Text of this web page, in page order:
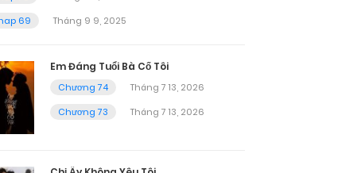
69
Tháng 9 9, 2025
Em Đáng Tuổi Bà Cố Tôi
Chương 74
Tháng 7 13, 2026
Chương 73
Tháng 7 13, 2026